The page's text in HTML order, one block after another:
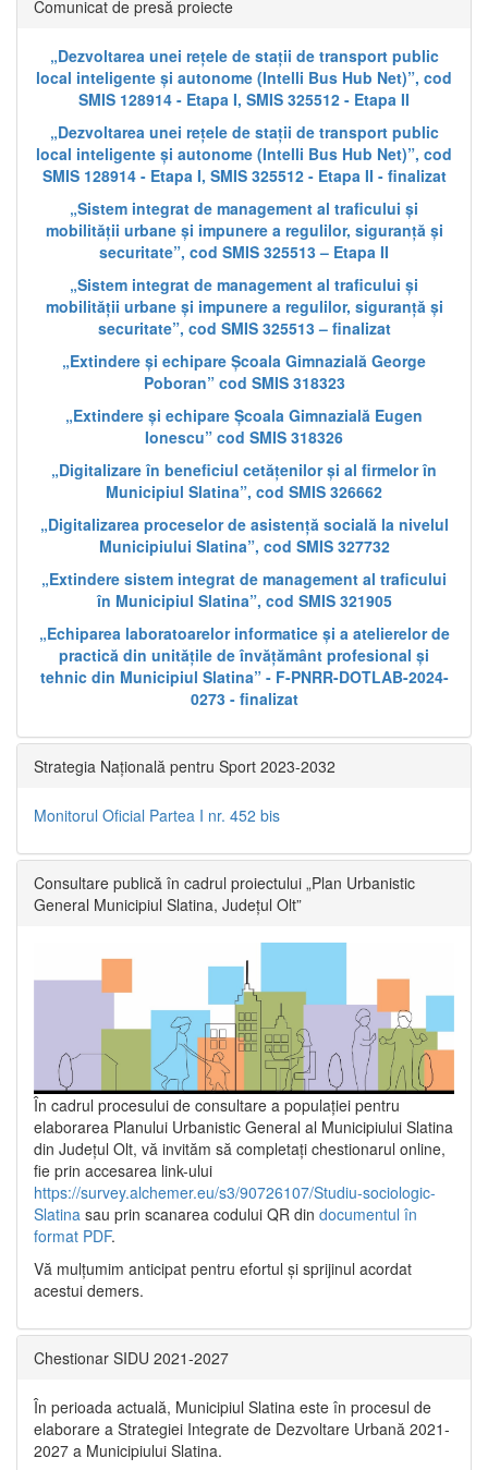
Comunicat de presă proiecte
„Dezvoltarea unei rețele de stații de transport public
local inteligente și autonome (Intelli Bus Hub Net)”, cod
SMIS 128914 - Etapa I, SMIS 325512 - Etapa II
„Dezvoltarea unei rețele de stații de transport public
local inteligente și autonome (Intelli Bus Hub Net)”, cod
SMIS 128914 - Etapa I, SMIS 325512 - Etapa II - finalizat
„Sistem integrat de management al traficului și
mobilității urbane și impunere a regulilor, siguranță și
securitate”, cod SMIS 325513 – Etapa II
„Sistem integrat de management al traficului și
mobilității urbane și impunere a regulilor, siguranță și
securitate”, cod SMIS 325513 – finalizat
„Extindere și echipare Școala Gimnazială George
Poboran” cod SMIS 318323
„Extindere și echipare Școala Gimnazială Eugen
Ionescu” cod SMIS 318326
„Digitalizare în beneficiul cetățenilor și al firmelor în
Municipiul Slatina”, cod SMIS 326662
„Digitalizarea proceselor de asistență socială la nivelul
Municipiului Slatina”, cod SMIS 327732
„Extindere sistem integrat de management al traficului
în Municipiul Slatina”, cod SMIS 321905
„Echiparea laboratoarelor informatice și a atelierelor de
practică din unitățile de învățământ profesional și
tehnic din Municipiul Slatina” - F-PNRR-DOTLAB-2024-
0273 - finalizat
Strategia Națională pentru Sport 2023-2032
Monitorul Oficial Partea I nr. 452 bis
Consultare publică în cadrul proiectului „Plan Urbanistic
General Municipiul Slatina, Județul Olt”
În cadrul procesului de consultare a populaţiei pentru
elaborarea Planului Urbanistic General al Municipiului Slatina
din Județul Olt, vă invităm să completați chestionarul online,
fie prin accesarea link-ului
https://survey.alchemer.eu/s3/90726107/Studiu-sociologic-
Slatina sau prin scanarea codului QR din documentul în
format PDF.
Vă mulţumim anticipat pentru efortul şi sprijinul acordat
acestui demers.
Chestionar SIDU 2021-2027
În perioada actuală, Municipiul Slatina este în procesul de
elaborare a Strategiei Integrate de Dezvoltare Urbană 2021‐
2027 a Municipiului Slatina.